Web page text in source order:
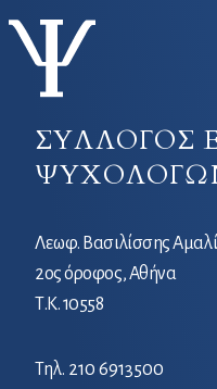
ΣΥΛΛΟΓΟΣ
Λεωφ. Βασιλίσσης
2ος όροφος, Αθήνα
Τ.Κ. 10558
Τηλ. 210 6913500